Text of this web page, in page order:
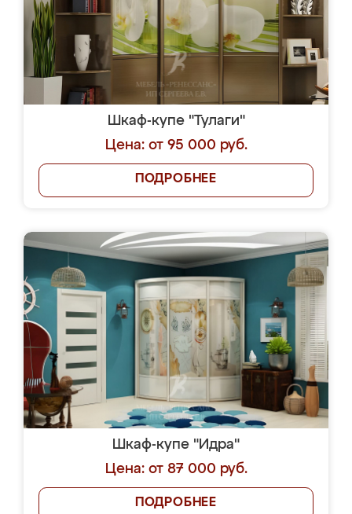
Шкаф-купе "Тулаги"
Цена: от 95 000 руб.
ПОДРОБНЕЕ
Шкаф-купе "Идра"
Цена: от 87 000 руб.
ПОДРОБНЕЕ